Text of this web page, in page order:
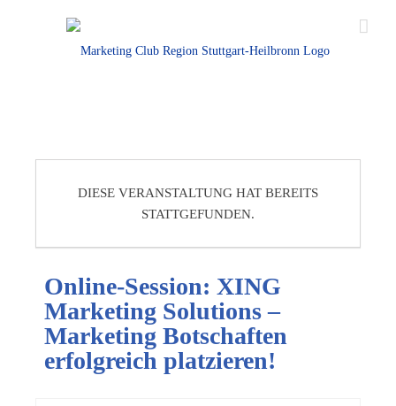
DIESE VERANSTALTUNG HAT BEREITS
STATTGEFUNDEN.
Online-Session: XING
Marketing Solutions –
Marketing Botschaften
erfolgreich platzieren!